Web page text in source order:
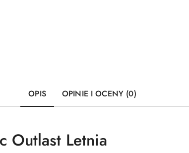
OPIS OPINIE I OCENY (0)
Outlast Letnia